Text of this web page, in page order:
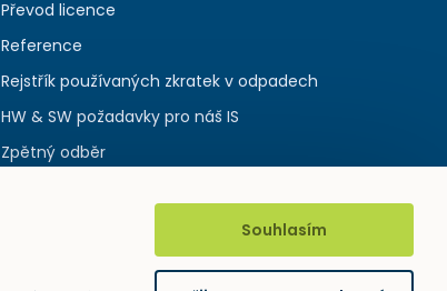
Převod licence
Reference
Rejstřík používaných zkratek v odpadech
HW & SW požadavky pro náš IS
Zpětný odběr
Souhlasím